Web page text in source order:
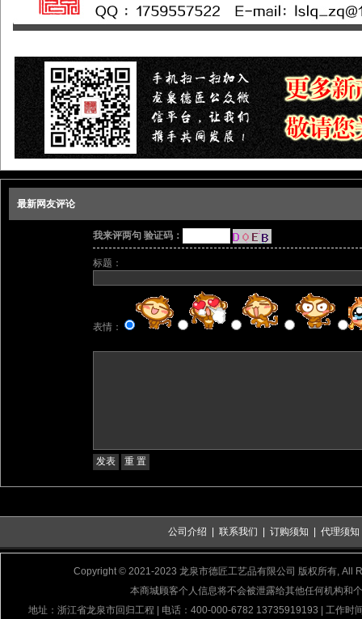
最新网友评论
我来评两句 验证码：
标题：
表情：
公司介绍 联系我们 订购须知 代理须知
Copyright © 2021-2023 龙泉市德匠工艺品有限公司 版权所有, All
本商城顾客个人信息将不会被泄露给其他任何机构和
地址：浙江省龙泉市回归工程 | 电话：400-000-6782 13735919193 | 工作时